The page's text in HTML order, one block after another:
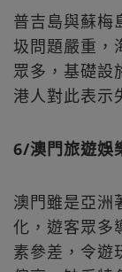
普吉島與蘇梅
圾問題嚴重，
眾多，基礎設
港人對此表示
6/澳門旅遊娛
澳門雖是亞洲
化，遊客眾多
素參差，令遊